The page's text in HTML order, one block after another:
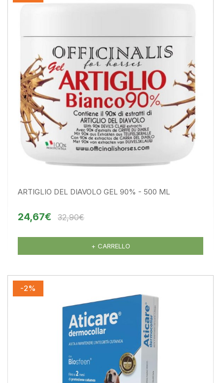
ARTIGLIO DEL DIAVOLO GEL 90% - 500 ML
24,67€ 32,90€
+ CARRELLO
-2%